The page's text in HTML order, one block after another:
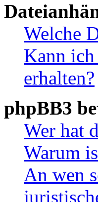
Welche
Kann
erhalten?
phpBB3
Wer hat
Warum
An wen